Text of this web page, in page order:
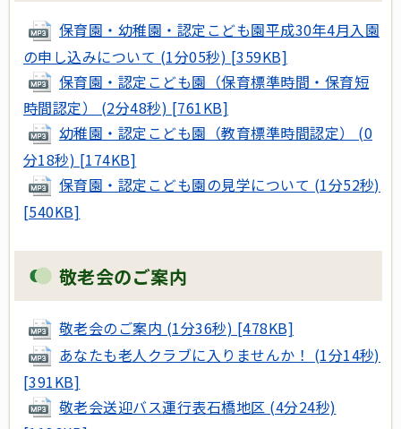
保育園・幼稚園・認定こども園平成30年4月入園
の申し込みについて (1分05秒) [359KB]
保育園・認定こども園（保育標準時間・保育短
時間認定） (2分48秒) [761KB]
幼稚園・認定こども園（教育標準時間認定） (0
分18秒) [174KB]
保育園・認定こども園の見学について (1分52秒)
[540KB]
敬老会のご案内
敬老会のご案内 (1分36秒) [478KB]
あなたも老人クラブに入りませんか！ (1分14秒)
[391KB]
敬老会送迎バス運行表石橋地区 (4分24秒)